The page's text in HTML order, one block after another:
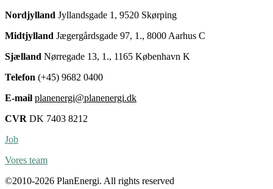
Nordjylland Jyllandsgade 1, 9520 Skørping
Midtjylland Jægergårdsgade 97, 1., 8000 Aarhus C
Sjælland Nørregade 13, 1., 1165 København K
Telefon (+45) 9682 0400
E-mail planenergi@planenergi.dk
CVR DK 7403 8212
Job
Vores team
©2010-2026 PlanEnergi. All rights reserved